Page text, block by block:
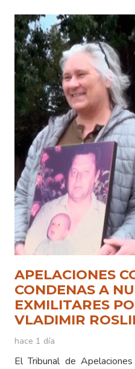
APELACIONES
CONDENAS A
EXMILITARES
VLADIMIR
hace 1 día
El Tribunal de